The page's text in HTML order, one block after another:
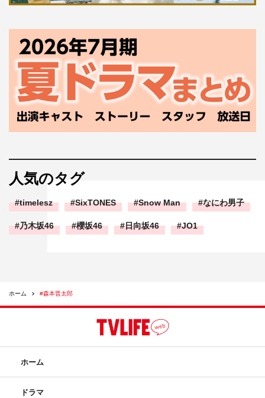
人気のタグ
timelesz SixTONES Snow Man なにわ男子
乃木坂46 櫻坂46 日向坂46 JO1
ホーム #森本晋太郎
ホーム
ドラマ